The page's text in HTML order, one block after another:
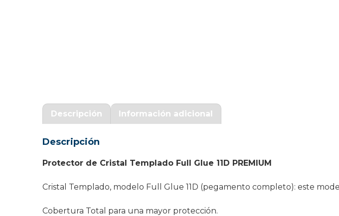
Descripción Información adicional
Descripción
Protector de Cristal Templado Full Glue 11D PREMIUM
Cristal Templado, modelo Full Glue 11D (pegamento completo): este
Cobertura Total para una mayor protección.